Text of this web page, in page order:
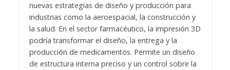
nuevas estrategias de diseño y producción para
industrias como la aeroespacial, la construcción y
la salud. En el sector farmacéutico, la impresión 3D
podría transformar el diseño, la entrega y la
producción de medicamentos. Permite un diseño
de estructura interna preciso y un control sobre la